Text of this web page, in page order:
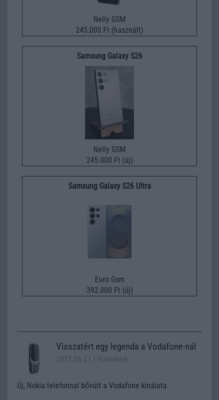
Nelly GSM
245.000 Ft (használt)
Samsung Galaxy S26
Nelly GSM
245.000 Ft (új)
Samsung Galaxy S26 Ultra
Euro Gsm
392.000 Ft (új)
Visszatért egy legenda a Vodafone-nál
2017.06.21 | Vodafone
Új, Nokia telefonnal bővült a Vodafone kínálata.